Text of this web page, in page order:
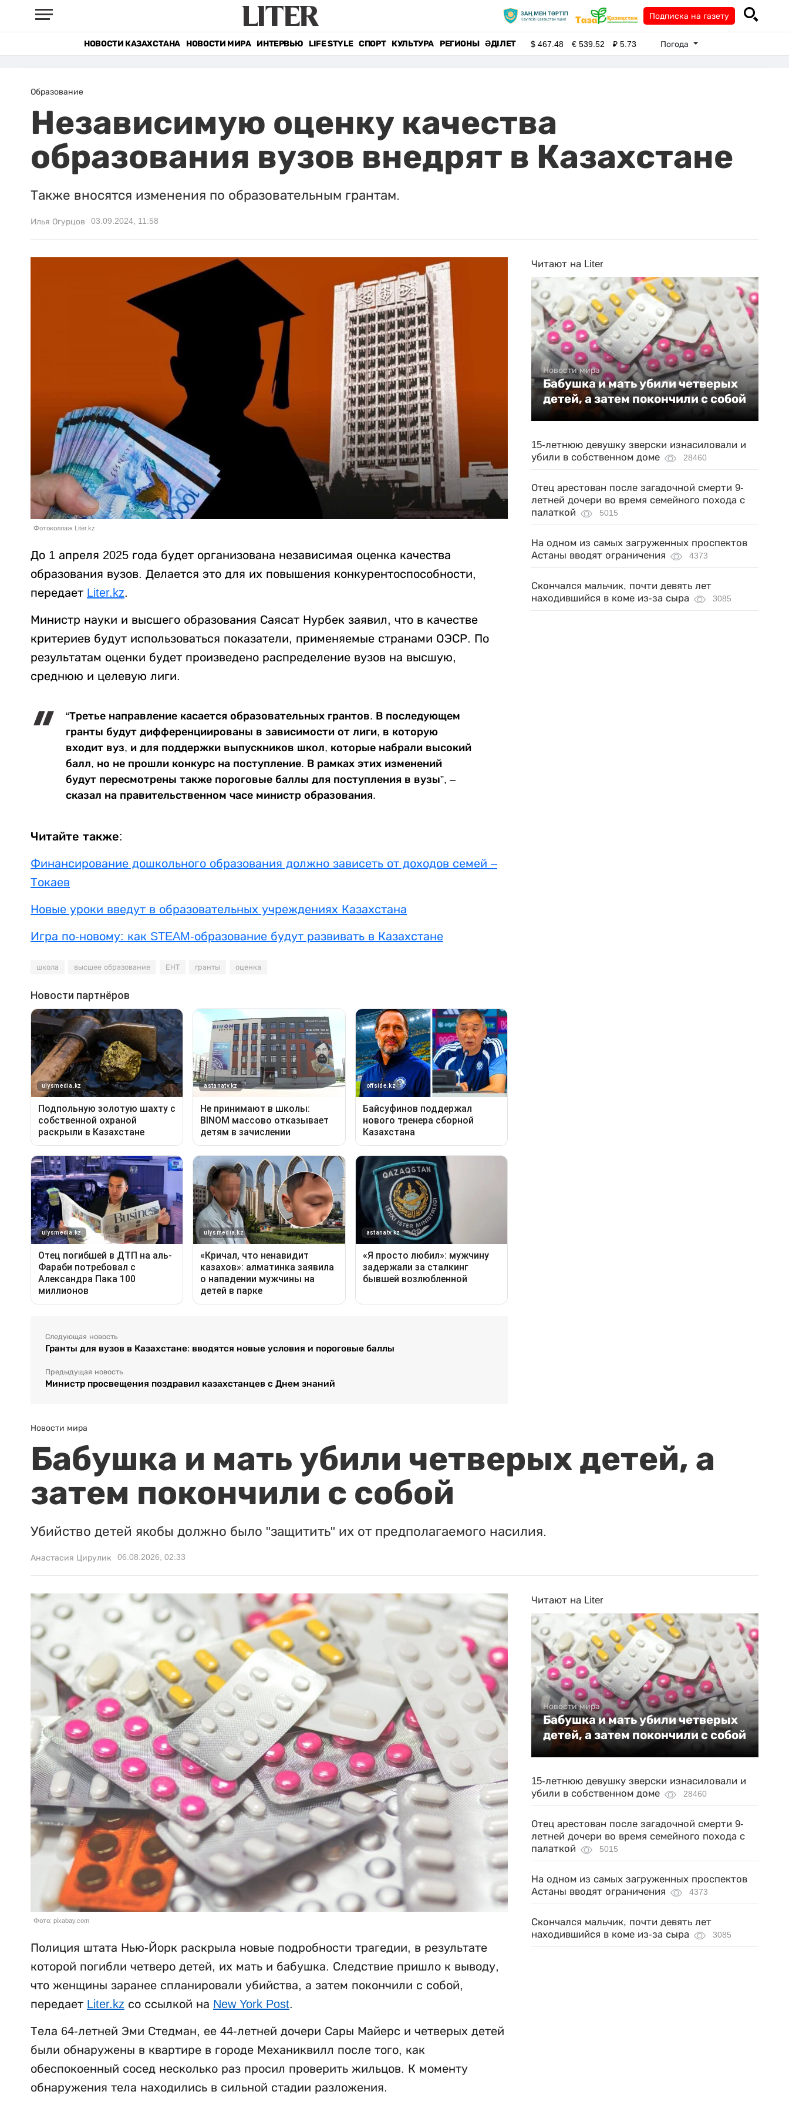
Подписка на газету
НОВОСТИ КАЗАХСТАНА НОВОСТИ МИРА ИНТЕРВЬЮ LIFE STYLE СПОРТ КУЛЬТУРА РЕГИОНЫ ӘДІЛЕТ $467.48 €539.52 ₽5.73 Погода
Образование
Независимую оценку качества
образования вузов внедрят в Казахстане
Также вносятся изменения по образовательным грантам.
Илья Огурцов 03.09.2024, 11:58
Фотоколлаж Liter.kz
До 1 апреля 2025 года будет организована независимая оценка качества
образования вузов. Делается это для их повышения конкурентоспособности,
передает Liter.kz.
Министр науки и высшего образования Саясат Нурбек заявил, что в качестве
критериев будут использоваться показатели, применяемые странами ОЭСР. По
результатам оценки будет произведено распределение вузов на высшую,
среднюю и целевую лиги.
“Третье направление касается образовательных грантов. В последующем
гранты будут дифференциированы в зависимости от лиги, в которую
входит вуз, и для поддержки выпускников школ, которые набрали высокий
балл, но не прошли конкурс на поступление. В рамках этих изменений
будут пересмотрены также пороговые баллы для поступления в вузы”, –
сказал на правительственном часе министр образования.
Читайте также:
Финансирование дошкольного образования должно зависеть от доходов семей –
Токаев
Новые уроки введут в образовательных учреждениях Казахстана
Игра по-новому: как STEAM-образование будут развивать в Казахстане
школа высшее образование ЕНТ гранты оценка
Следующая новость
Гранты для вузов в Казахстане: вводятся новые условия и пороговые баллы
Предыдущая новость
Министр просвещения поздравил казахстанцев с Днем знаний
Читают на Liter
Новости мира
Бабушка и мать убили четверых
детей, а затем покончили с собой
15-летнюю девушку зверски изнасиловали и
убили в собственном доме
28460
Отец арестован после загадочной смерти 9-
летней дочери во время семейного похода с
палаткой
5015
На одном из самых загруженных проспектов
Астаны вводят ограничения
4373
Скончался мальчик, почти девять лет
находившийся в коме из-за сыра
3085
Новости мира
Бабушка и мать убили четверых детей, а
затем покончили с собой
Убийство детей якобы должно было "защитить" их от предполагаемого насилия.
Анастасия Цирулик 06.08.2026, 02:33
Фото: pixabay.com
Полиция штата Нью-Йорк раскрыла новые подробности трагедии, в результате
которой погибли четверо детей, их мать и бабушка. Следствие пришло к выводу,
что женщины заранее спланировали убийства, а затем покончили с собой,
передает Liter.kz со ссылкой на New York Post.
Тела 64-летней Эми Стедман, ее 44-летней дочери Сары Майерс и четверых детей
были обнаружены в квартире в городе Механиквилл после того, как
обеспокоенный сосед несколько раз просил проверить жильцов. К моменту
обнаружения тела находились в сильной стадии разложения.
Читают на Liter
Новости мира
Бабушка и мать убили четверых
детей, а затем покончили с собой
15-летнюю девушку зверски изнасиловали и
убили в собственном доме
28460
Отец арестован после загадочной смерти 9-
летней дочери во время семейного похода с
палаткой
5015
На одном из самых загруженных проспектов
Астаны вводят ограничения
4373
Скончался мальчик, почти девять лет
находившийся в коме из-за сыра
3085